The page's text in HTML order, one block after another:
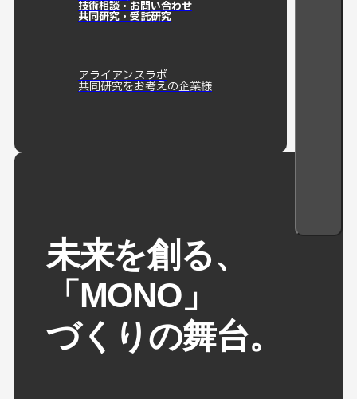
技術相談・お問い合わせ
共同研究・受託研究
アライアンスラボ
共同研究をお考えの企業様
未来を創る、
「MONO」
づくりの舞台。